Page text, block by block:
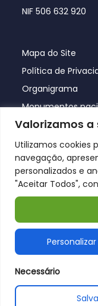
Valorizamos
Utilizamos cookies
navegação,
personalizados e
"Aceitar Todos",
Personalizar
Necessário
NIF 506 632 920
Mapa do Site
Política de
Organigrama
Monumentos
© Póvoa de Lanhoso